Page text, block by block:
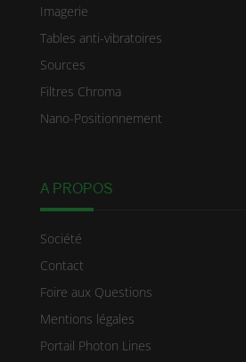
Imagerie
Tables anti-vibratoires
Sources
Filtres Chroma
Nano-Positionnement
A PROPOS
Société
Contact
Foire aux Questions
Mentions légales
Portail Photon Lines